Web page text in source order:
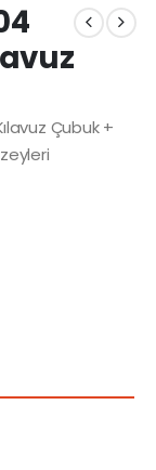
Çubuk +